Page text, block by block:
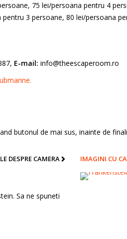
75 lei/persoana pentru 4
3 persoane, 80 lei/persoana
E-mail: info@theescaperoom.ro
.
butonul de mai sus, inainte de
DESPRE CAMERA
Sa ne spuneti
IMAGINI CU